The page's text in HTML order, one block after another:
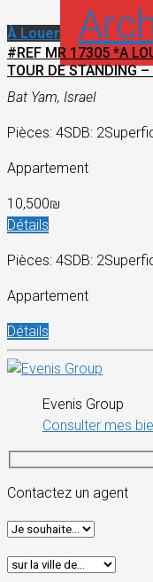
À Louer
#REF MR 17305 *A
TOUR DE STANDING
Bat Yam, Israel
Pièces: 4SDB: 2
Appartement
10,500₪
Détails
Pièces: 4SDB: 2
Appartement
Détails
Evenis Group
Consulter mes
Contactez un agent